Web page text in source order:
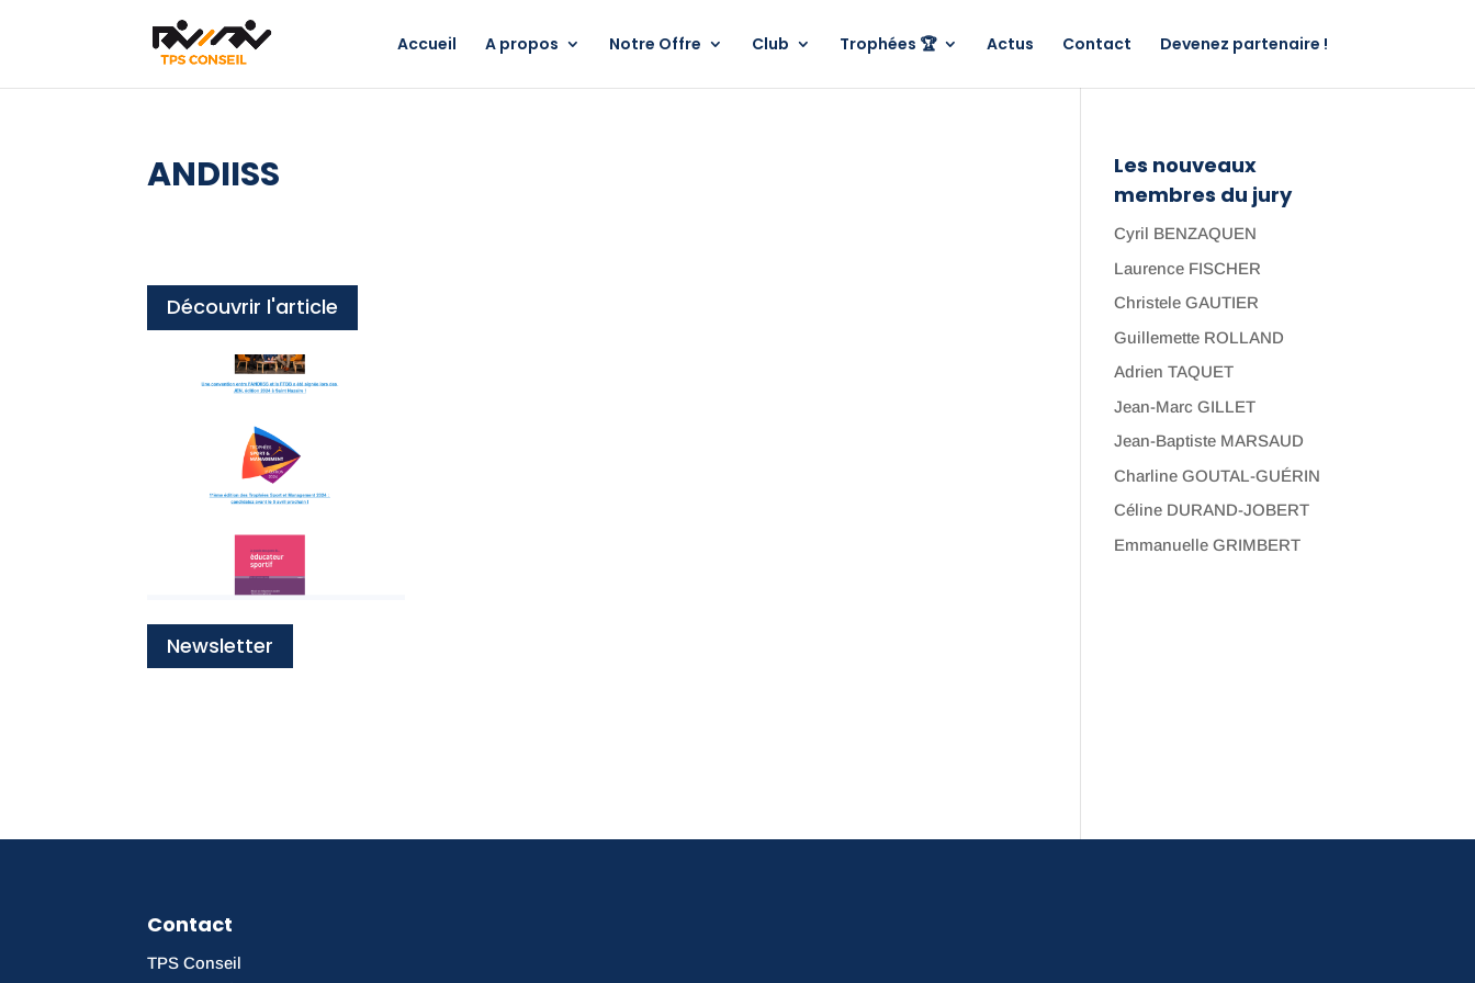
Accueil A propos Notre Offre Club Trophées 🏆 Actus Contact Devenez partenaire !
ANDIISS
Découvrir l'article
Newsletter
Les nouveaux
membres du jury
Cyril BENZAQUEN
Laurence FISCHER
Christele GAUTIER
Guillemette ROLLAND
Adrien TAQUET
Jean-Marc GILLET
Jean-Baptiste MARSAUD
Charline GOUTAL-GUÉRIN
Céline DURAND-JOBERT
Emmanuelle GRIMBERT
Contact
TPS Conseil